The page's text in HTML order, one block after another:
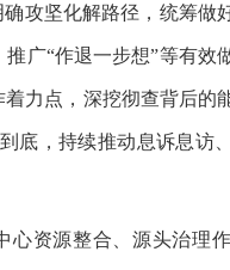
攻坚化解路径，统筹做
广“作退一步想”等有效
力点，深挖彻查背后的
底，持续推动息诉息访
资源整合、源头治理